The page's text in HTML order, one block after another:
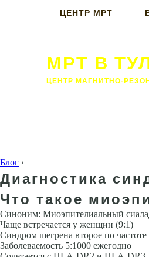
ЦЕНТР МРТ
МРТ В
ЦЕНТР МАГНИТНО-
Блог ›
Диагностика
Что такое
Синоним: Миоэпителиальный
Чаще встречается у женщин (9:1)
Синдром шегрена второе по частоте
Заболеваемость 5:1000 ежегодно